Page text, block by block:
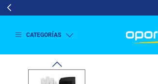
CATEGORÍAS